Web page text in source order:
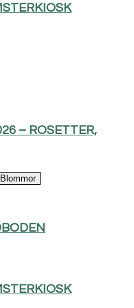
– ROSETTER,